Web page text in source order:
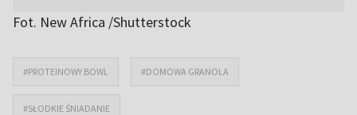
Fot. New Africa /Shutterstock
#PROTEINOWY BOWL #DOMOWA GRANOLA
#SŁODKIE ŚNIADANIE